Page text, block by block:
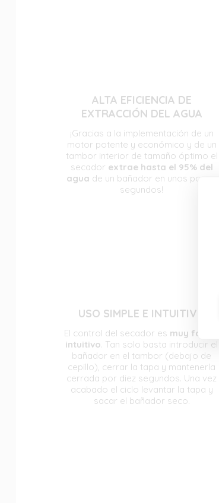
ALTA EFICIENCIA DE
EXTRACCIÓN DEL AGUA
¡Gracias a la implementación de un
motor potente y económico y de un
tambor interior de tamaño óptimo el
secador extrae hasta el 95% del
agua de un bañador en unos pocos
segundos!
USO SIMPLE E INTUITIVO
El control del secador es muy fácil e
intuitivo. Tan solo basta introducir el
bañador en el tambor (debajo de
cepillo), cerrar la tapa y mantenerla
cerrada por diez segundos. Una vez
acabado el ciclo levantar la tapa y
sacar el bañador seco.